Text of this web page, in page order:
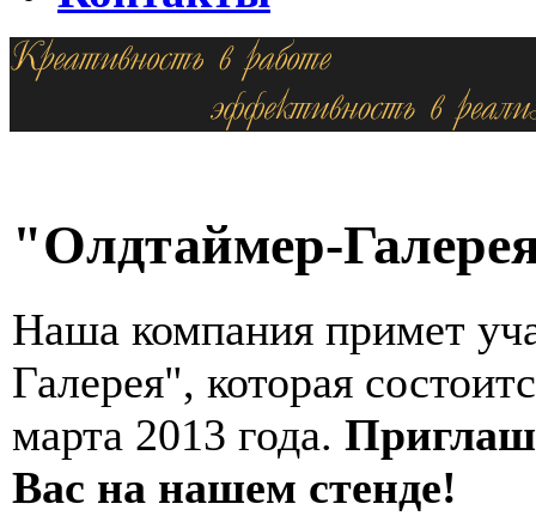
"Олдтаймер-
Наша компания примет
Галерея", которая
марта 2013 года.
Вас на нашем стенде!